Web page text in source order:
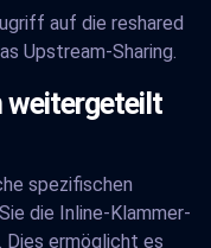
auf die reshared
Upstream-Sharing.
weitergeteilt
spezifischen
die Inline-Klammer-
Dies ermöglicht es